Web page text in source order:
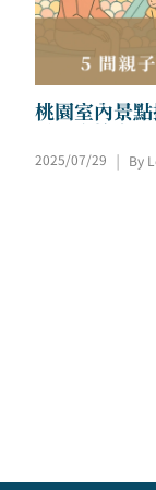
桃園室內景
2025/07/29 | By